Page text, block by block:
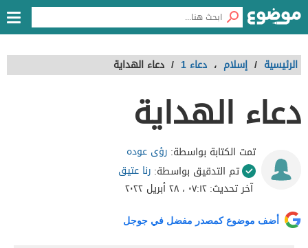
الرئيسية / إسلام ، دعاء 1 / دعاء الهداية
دعاء الهداية
تمت الكتابة بواسطة: رؤى عوده
تم التدقيق بواسطة: رنا عتيق
آخر تحديث:٠٧:١٢ ، ٢٨ أبريل ٢٠٢٢
أضف موضوع كمصدر مفضل في جوجل